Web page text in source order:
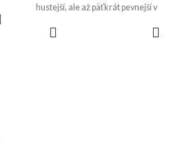
hustejší, ale až päťkrát pevnejší v